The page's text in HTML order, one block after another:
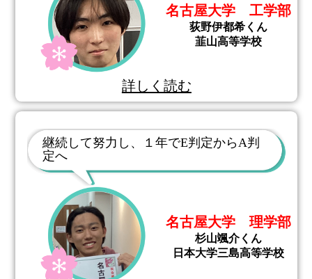
名古屋大学 工学部
荻野伊都希くん
韮山高等学校
詳しく読む
継続して努力し、１年でE判定からA判
定へ
名古屋大学 理学部
杉山颯介くん
日本大学三島高等学校